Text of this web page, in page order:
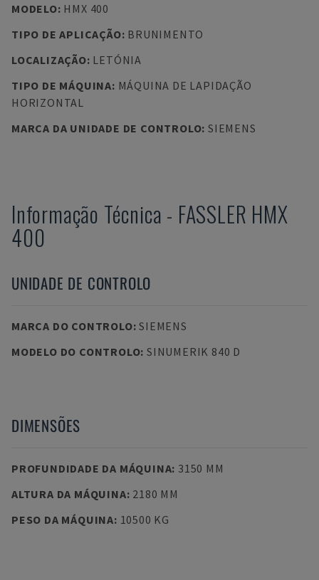
MODELO: HMX 400
TIPO DE APLICAÇÃO: BRUNIMENTO
LOCALIZAÇÃO: LETÓNIA
TIPO DE MÁQUINA: MÁQUINA DE LAPIDAÇÃO
HORIZONTAL
MARCA DA UNIDADE DE CONTROLO: SIEMENS
Informação Técnica - FASSLER HMX
400
UNIDADE DE CONTROLO
MARCA DO CONTROLO:SIEMENS
MODELO DO CONTROLO: SINUMERIK 840 D
DIMENSÕES
PROFUNDIDADE DA MÁQUINA: 3150 MM
ALTURA DA MÁQUINA: 2180 MM
PESO DA MÁQUINA: 10500 KG